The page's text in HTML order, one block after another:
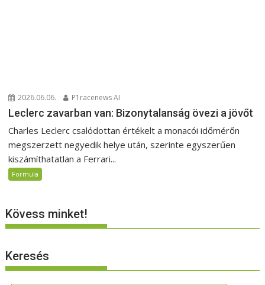
2026.06.06. P1racenews AI
Leclerc zavarban van: Bizonytalanság övezi a jövőt
Charles Leclerc csalódottan értékelt a monacói időmérőn
megszerzett negyedik helye után, szerinte egyszerűen
kiszámíthatatlan a Ferrari...
Formula
Kövess minket!
Keresés